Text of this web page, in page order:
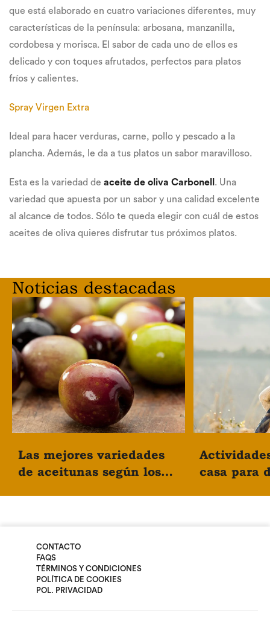
que está elaborado en cuatro variaciones diferentes, muy
características de la península: arbosana, manzanilla,
cordobesa y morisca. El sabor de cada uno de ellos es
delicado y con toques afrutados, perfectos para platos
fríos y calientes.
Spray Virgen Extra
Ideal para hacer verduras, carne, pollo y pescado a la
plancha. Además, le da a tus platos un sabor maravilloso.
Esta es la variedad de aceite de oliva Carbonell . Una
variedad que apuesta por un sabor y una calidad excelente
al alcance de todos. Sólo te queda elegir con cuál de estos
aceites de oliva quieres disfrutar tus próximos platos.
Noticias destacadas
Las mejores variedades
de aceitunas según los
casa para
CONTACTO
FAQS
TÉRMINOS Y CONDICIONES
POLÍTICA DE COOKIES
POL. PRIVACIDAD